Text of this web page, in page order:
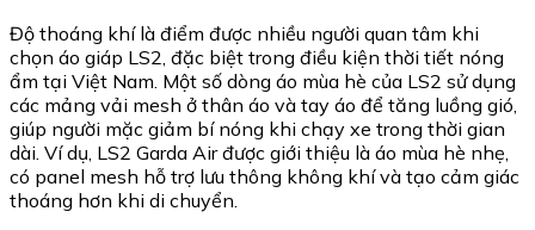
Độ thoáng khí là điểm được nhiều người quan tâm khi
chọn áo giáp LS2, đặc biệt trong điều kiện thời tiết nóng
ẩm tại Việt Nam. Một số dòng áo mùa hè của LS2 sử dụng
các mảng vải mesh ở thân áo và tay áo để tăng luồng gió,
giúp người mặc giảm bí nóng khi chạy xe trong thời gian
dài. Ví dụ, LS2 Garda Air được giới thiệu là áo mùa hè nhẹ,
có panel mesh hỗ trợ lưu thông không khí và tạo cảm giác
thoáng hơn khi di chuyển.